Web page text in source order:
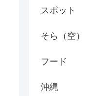
スポット
そら（空）
フード
沖縄